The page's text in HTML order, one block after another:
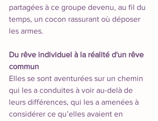
partagées à ce groupe devenu, au fil du
temps, un cocon rassurant où déposer
les armes.
Du rêve individuel à la réalité d'un rêve
commun
Elles se sont aventurées sur un chemin
qui les a conduites à voir au-delà de
leurs différences, qui les a amenées à
considérer ce qu’elles avaient en